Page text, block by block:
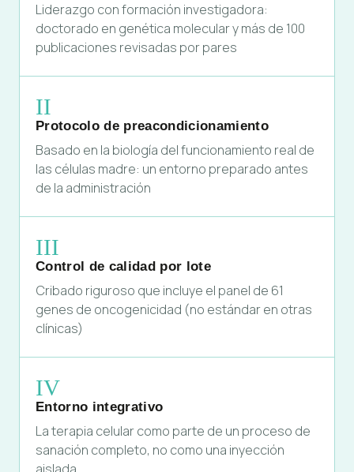
Liderazgo con formación investigadora:
doctorado en genética molecular y más de 100
publicaciones revisadas por pares
II
Protocolo de preacondicionamiento
Basado en la biología del funcionamiento real de
las células madre: un entorno preparado antes
de la administración
III
Control de calidad por lote
Cribado riguroso que incluye el panel de 61
genes de oncogenicidad (no estándar en otras
clínicas)
IV
Entorno integrativo
La terapia celular como parte de un proceso de
sanación completo, no como una inyección